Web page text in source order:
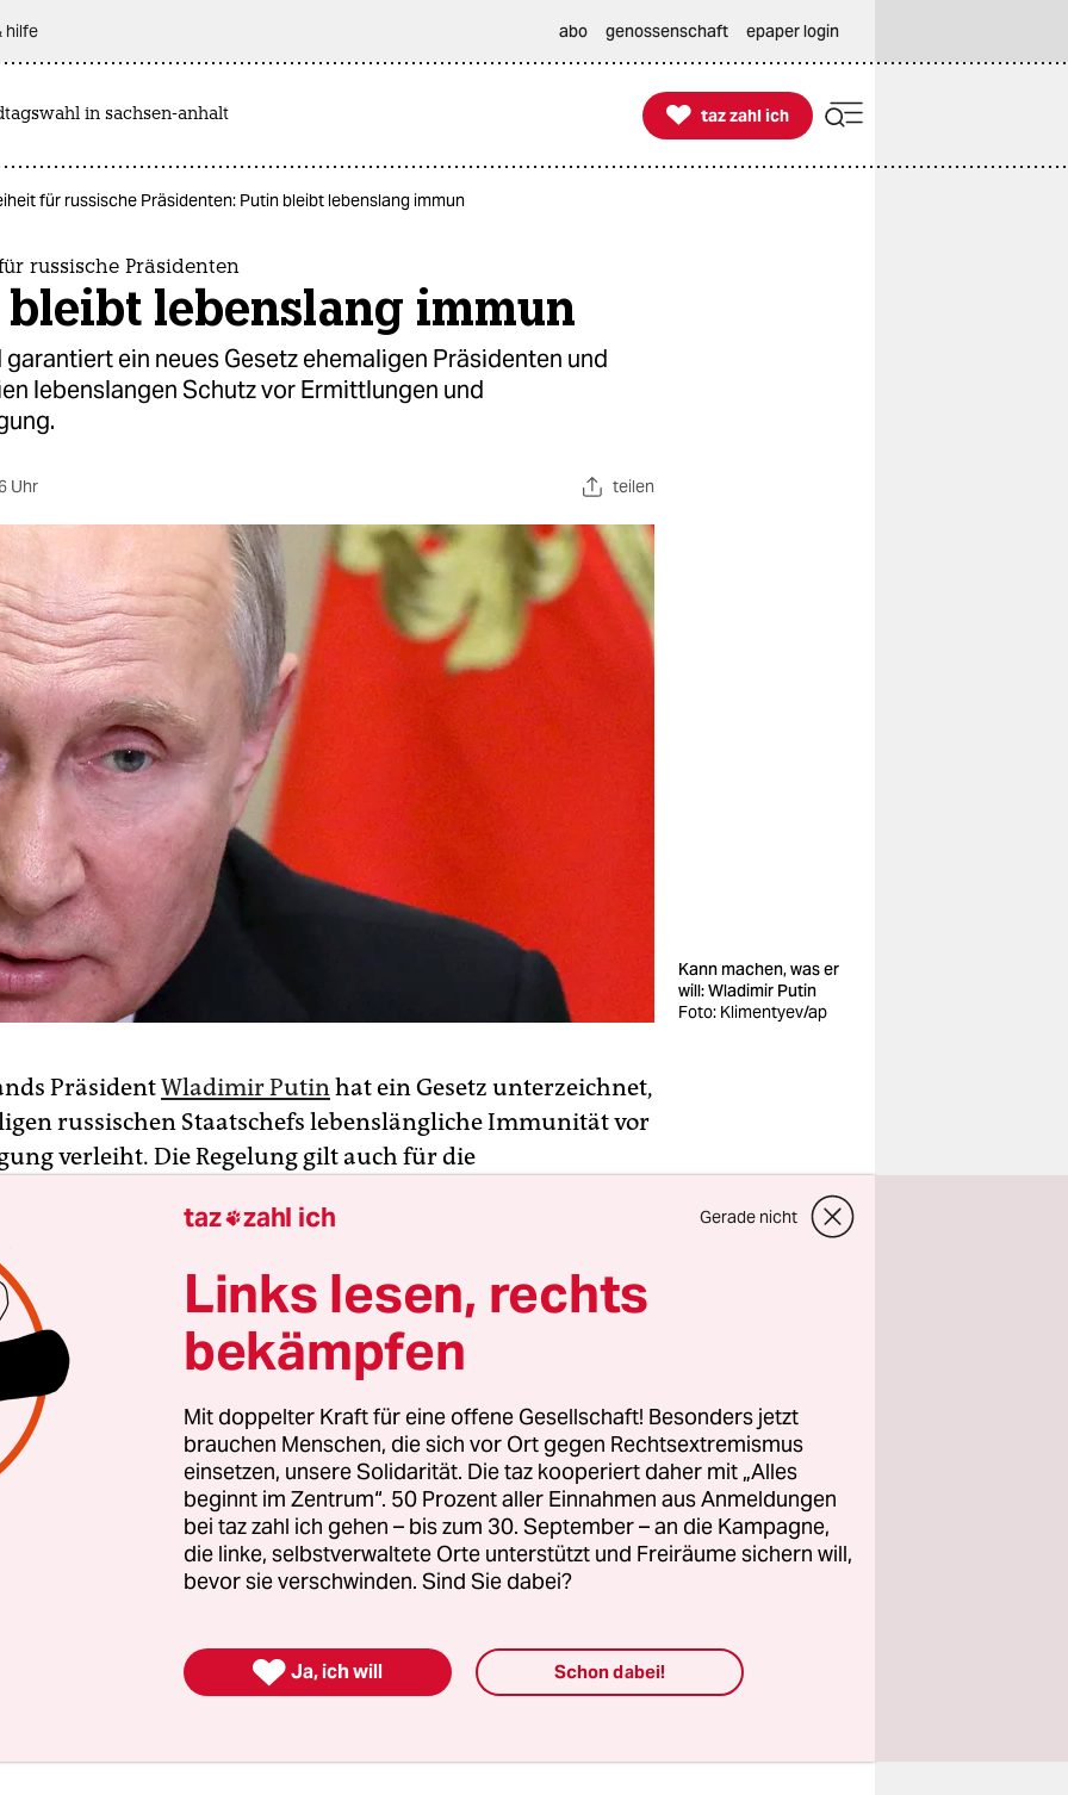
hilfe abo genossenschaft epaper login
in sachsen-anhalt 
taz zahl ich
taz zahl ich
für russische Präsidenten: Putin bleibt lebenslang immun
russische Präsidenten
lebenslang immun
garantiert ein neues Gesetz ehemaligen Präsidenten und
lebenslangen Schutz vor Ermittlungen und
Uhr teilen
Kann machen, was er
will: Wladimir Putin
Foto: Klimentyev/ap
PräsidentWladimir Putinhat ein Gesetz unterzeichnet,
russischen Staatschefs lebenslängliche Immunität vor
verleiht. Die Regelung gilt auch für die
Gesetzestext hervorgeht. Das Gesetz ist Teil
Verfassungsreform, die es dem 68-jährigen Putin
ermöglicht, bis 2036 im Amt zu bleiben.
Immunität für Präsidenten nur für während ihrer
Straftaten. Neben der Ausweitung der Immunität
der Staatschefs hinaus sieht die neue Regelung auch
für den Rest ihres Lebens nicht von der Polizei oder der
befragt oder festgenommen werden dürfen. Auch
bei Ex-Präsidenten sind damit künftig
taz zahl ich Gerade nicht
Links lesen, rechts
bekämpfen
Mit doppelter Kraft für eine offene Gesellschaft! Besonders jetzt
brauchen Menschen, die sich vor Ort gegen Rechtsextremismus
einsetzen, unsere Solidarität. Die taz kooperiert daher mit „Alles
beginnt im Zentrum“. 50 Prozent aller Einnahmen aus Anmeldungen
bei taz zahl ich gehen – bis zum 30. September – an die Kampagne,
die linke, selbstverwaltete Orte unterstützt und Freiräume sichern will,
bevor sie verschwinden. Sind Sie dabei?
 Ja, ich will Schon dabei!